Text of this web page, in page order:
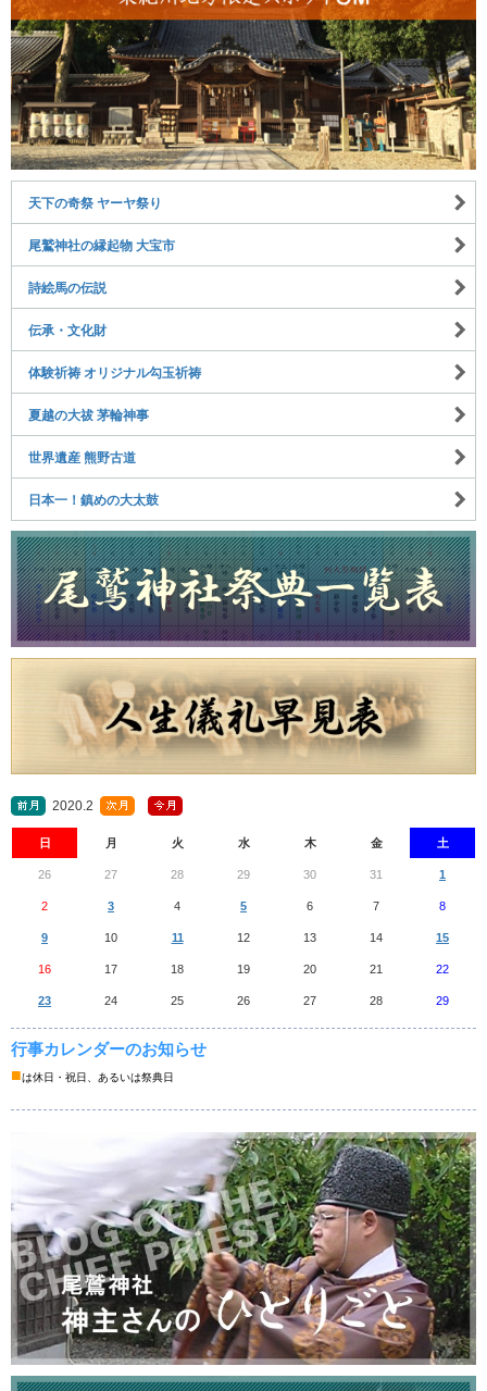
天下の奇祭 ヤーヤ祭り
尾鷲神社の縁起物 大宝市
詩絵馬の伝説
伝承・文化財
体験祈祷 オリジナル勾玉祈祷
夏越の大祓 茅輪神事
世界遺産 熊野古道
日本一！鎮めの大太鼓
2020.2
日 月 火 水 木 金 土
26 27 28 29 30 31 1
2 3 4 5 6 7 8
9 10 11 12 13 14 15
16 17 18 19 20 21 22
23 24 25 26 27 28 29
行事カレンダーのお知らせ
■は休日・祝日、あるいは祭典日